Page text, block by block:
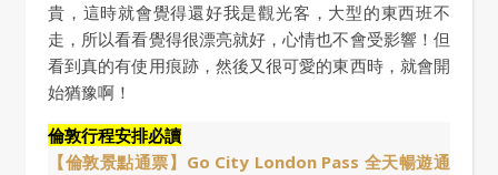
貴，這時就會覺得還好我是觀光客，大型的東西班不
走，所以看看覺得很漂亮就好，心情也不會受影響！但
看到真的有使用痕跡，然後又很可愛的東西時，就會開
始猶豫啊！
倫敦行程安排必讀
【倫敦景點通票】Go City London Pass 全天暢遊通